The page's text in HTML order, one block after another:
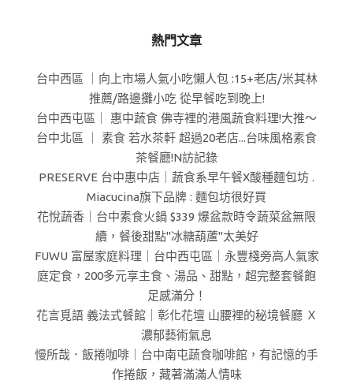
熱門文章
台中西區 ｜向上市場人氣小吃懶人包 :15+老店/米其林
推薦/路邊攤小吃 從早餐吃到晚上!
台中西屯區｜ 惠中蔬食 佛寺裡的港風蔬食料理!大推～
台中北區 ｜ 素食 若水茶軒 超過20老店...台味風格素食
茶餐廳!N訪記錄
PRESERVE 台中惠中店｜蔬食系早午餐X酸種麵包坊 .
Miacucina旗下品牌 : 麵包坊很好買
花悅蔬香｜台中素食火鍋 $339 爆盆款時令蔬菜盆無限
續，餐後甜點"冰糖葫蘆"太美好
FUWU 富屋家庭料理｜台中西屯區｜永豐棧旁高人氣家
庭定食，200多元享主食、湯品、甜點，超完整套餐飽
足感滿分！
花言覓語 義法式餐館｜彰化花壇 山腰裡的秘境餐廳 Ｘ
濃郁藝術氣息
慢所哉．飯捲咖啡｜台中南屯蔬食咖啡館，有記憶的手
作捲飯，藏著滿滿人情味